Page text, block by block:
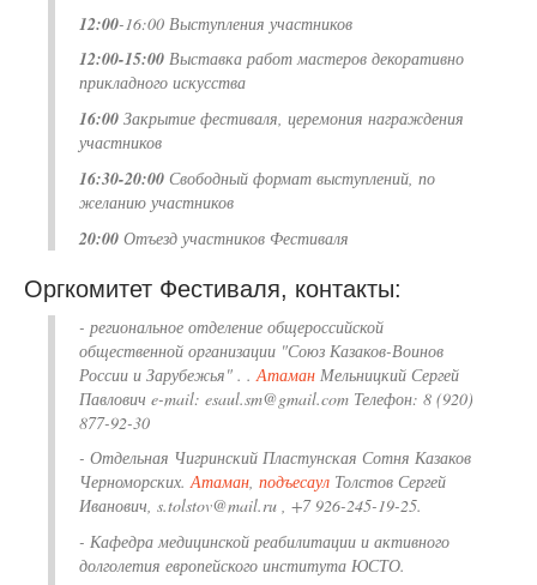
12:00-16:00 Выступления участников
12:00-15:00 Выставка работ мастеров декоративно
прикладного искусства
16:00 Закрытие фестиваля, церемония награждения
участников
16:30-20:00 Свободный формат выступлений, по
желанию участников
20:00 Отъезд участников Фестиваля
Оргкомитет Фестиваля, контакты:
- региональное отделение общероссийской
общественной организации "Союз Казаков-Воинов
России и Зарубежья" . . Атаман Мельницкий Сергей
Павлович e-mail: esaul.sm@gmail.com Телефон: 8 (920)
877-92-30
- Отдельная Чигринский Пластунская Сотня Казаков
Черноморских.Атаман, подъесаул Толстов Сергей
Иванович, s.tolstov@mail.ru , +7 926-245-19-25.
- Кафедра медицинской реабилитации и активного
долголетия европейского института ЮСТО.